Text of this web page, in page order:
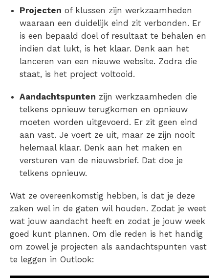
Projecten of klussen zijn werkzaamheden
waaraan een duidelijk eind zit verbonden. Er
is een bepaald doel of resultaat te behalen en
indien dat lukt, is het klaar. Denk aan het
lanceren van een nieuwe website. Zodra die
staat, is het project voltooid.
Aandachtspunten zijn werkzaamheden die
telkens opnieuw terugkomen en opnieuw
moeten worden uitgevoerd. Er zit geen eind
aan vast. Je voert ze uit, maar ze zijn nooit
helemaal klaar. Denk aan het maken en
versturen van de nieuwsbrief. Dat doe je
telkens opnieuw.
Wat ze overeenkomstig hebben, is dat je deze
zaken wel in de gaten wil houden. Zodat je weet
wat jouw aandacht heeft en zodat je jouw week
goed kunt plannen. Om die reden is het handig
om zowel je projecten als aandachtspunten vast
te leggen in Outlook: